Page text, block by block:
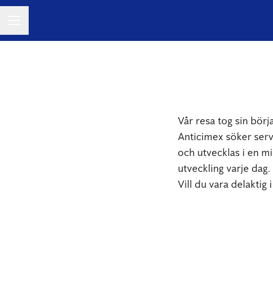
Vår resa tog sin
Anticimex söker
och utvecklas i en
utveckling varje dag.
Vill du vara delaktig